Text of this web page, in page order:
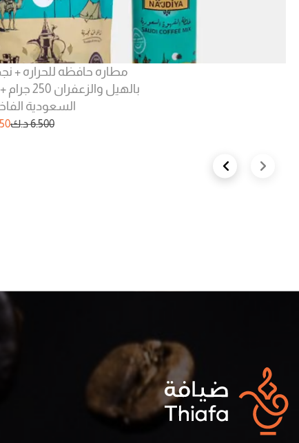
مطاره حافظه للحراره +
بالهيل
السعودية الفاخرة 125
6.500د.ك
Next slidePrevious slide